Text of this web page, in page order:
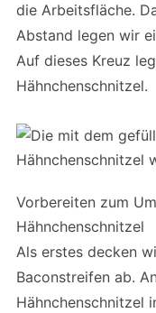
die Arbeitsfläche.
Abstand legen wir
Auf dieses Kreuz
Hähnchenschnitzel.
Vorbereiten zum
Hähnchenschnitzel
Als erstes decken
Baconstreifen ab.
Hähnchenschnitzel